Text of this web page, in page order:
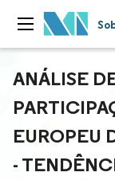
ANÁLISE
EUROPEU
-